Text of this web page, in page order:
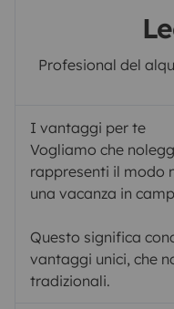
Profesional del
I vantaggi per te
Vogliamo che
rappresenti il modo
una vacanza in
Questo significa
vantaggi unici, che
tradizionali.